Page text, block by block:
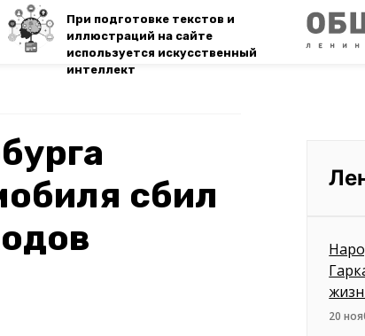
При подготовке текстов и
иллюстраций на сайте
используется искусственный
интеллект
сбил
20